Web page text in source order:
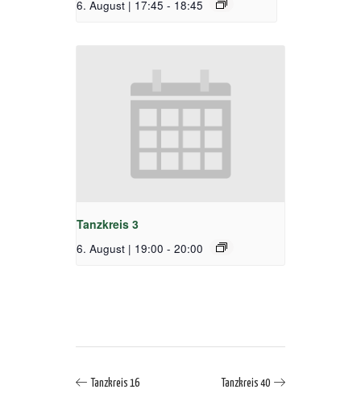
6. August | 17:45 - 18:45
Tanzkreis 3
6. August | 19:00 - 20:00
Tanzkreis 16 Tanzkreis 40